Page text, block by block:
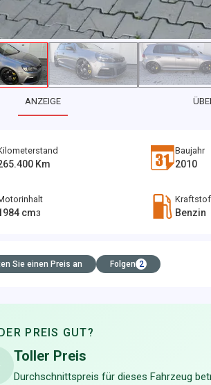
ANZEIGE
Km
Baujahr
2010
cm3 Benzin
Sie einen Preis an Folgen 2
PREIS GUT?
Toller Preis
Durchschnittspreis für dieses Fahrzeug